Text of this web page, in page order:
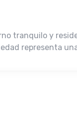
tranquilo y
representa